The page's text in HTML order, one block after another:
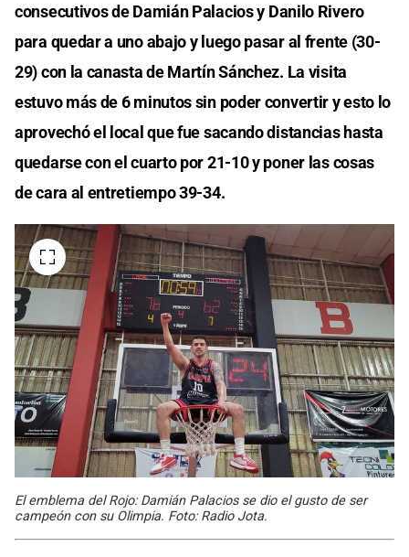
consecutivos de Damián Palacios y Danilo Rivero
para quedar a uno abajo y luego pasar al frente (30-
29) con la canasta de Martín Sánchez. La visita
estuvo más de 6 minutos sin poder convertir y esto lo
aprovechó el local que fue sacando distancias hasta
quedarse con el cuarto por 21-10 y poner las cosas
de cara al entretiempo 39-34.
El emblema del Rojo: Damián Palacios se dio el gusto de ser
campeón con su Olimpia. Foto: Radio Jota.